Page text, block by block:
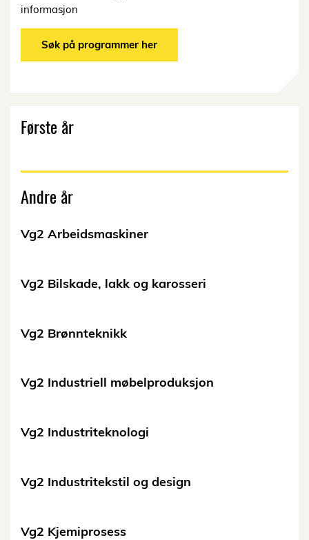
informasjon
Søk på programmer her
Første år
Andre år
Vg2 Arbeidsmaskiner
Vg2 Bilskade, lakk og karosseri
Vg2 Brønnteknikk
Vg2 Industriell møbelproduksjon
Vg2 Industriteknologi
Vg2 Industritekstil og design
Vg2 Kjemiprosess